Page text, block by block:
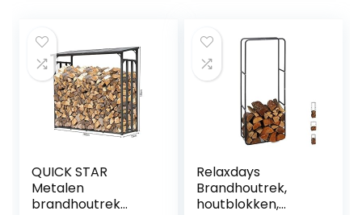
QUICK STAR
Metalen
brandhoutrek
Relaxdays
Brandhoutrek,
houtblokken,